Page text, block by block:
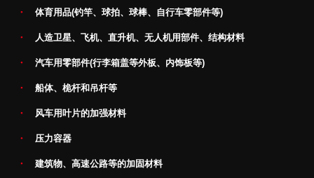
体育用品(钓竿、球拍、球棒、自行车零部件等)
人造卫星、飞机、直升机、无人机用部件、结构材料
汽车用零部件(行李箱盖等外板、内饰板等)
船体、桅杆和吊杆等
风车用叶片的加强材料
压力容器
建筑物、高速公路等的加固材料